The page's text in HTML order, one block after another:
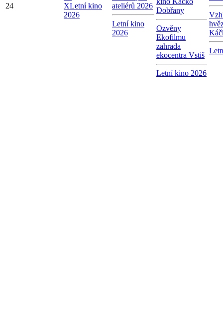
24
XLetní kino
2026
ateliérů 2026
Letní kino
2026
Dobřany
Ozvěny
Ekofilmu
zahrada
ekocentra Vstiš
Letní kino 2026